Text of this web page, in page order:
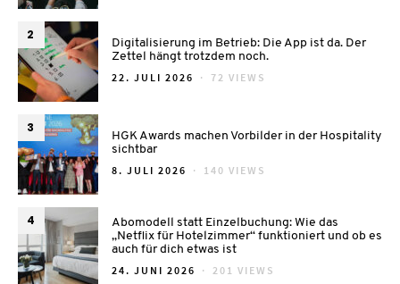
2
Digitalisierung im Betrieb: Die App ist da. Der
Zettel hängt trotzdem noch.
POSTED
22. JULI 2026 72 VIEWS
3
HGK Awards machen Vorbilder in der Hospitality
sichtbar
POSTED
8. JULI 2026 140 VIEWS
4
Abomodell statt Einzelbuchung: Wie das
„Netflix für Hotelzimmer“ funktioniert und ob es
auch für dich etwas ist
POSTED
24. JUNI 2026 201 VIEWS